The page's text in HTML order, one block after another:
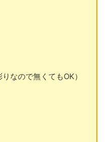
なので無くてもOK）